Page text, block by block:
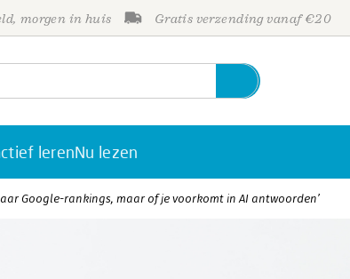
morgen in huis Gratis verzending vanaf €20
lerenNu lezen
Google-rankings, maar of je voorkomt in AI antwoorden’
Personen